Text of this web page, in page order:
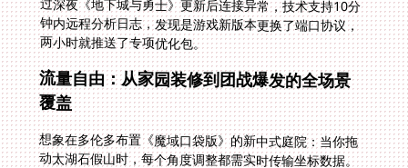
两小时就推送了专项优化包。
流量自由：从家园装修到团战爆发的全场景
覆盖
想象在多伦多布置《魔域口袋版》的新中式庭院：当你拖
动太湖石假山时，每个角度调整都需实时传输坐标数据。
番茄的独享100M带宽和无限流量设计，让这种高频操作